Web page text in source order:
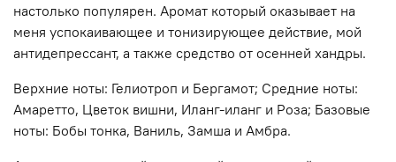
настолько популярен. Аромат который оказывает на
меня успокаивающее и тонизирующее действие, мой
антидепрессант, а также средство от осенней хандры.
Верхние ноты: Гелиотроп и Бергамот; Средние ноты:
Амаретто, Цветок вишни, Иланг-иланг и Роза; Базовые
ноты: Бобы тонка, Ваниль, Замша и Амбра.